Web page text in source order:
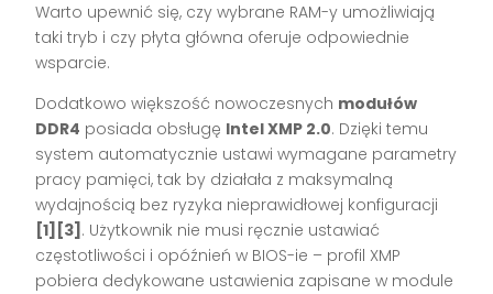
Warto upewnić się, czy wybrane RAM-y umożliwiają
taki tryb i czy płyta główna oferuje odpowiednie
wsparcie.
Dodatkowo większość nowoczesnych modułów
DDR4 posiada obsługę Intel XMP 2.0. Dzięki temu
system automatycznie ustawi wymagane parametry
pracy pamięci, tak by działała z maksymalną
wydajnością bez ryzyka nieprawidłowej konfiguracji
[1][3] . Użytkownik nie musi ręcznie ustawiać
częstotliwości i opóźnień w BIOS-ie – profil XMP
pobiera dedykowane ustawienia zapisane w module